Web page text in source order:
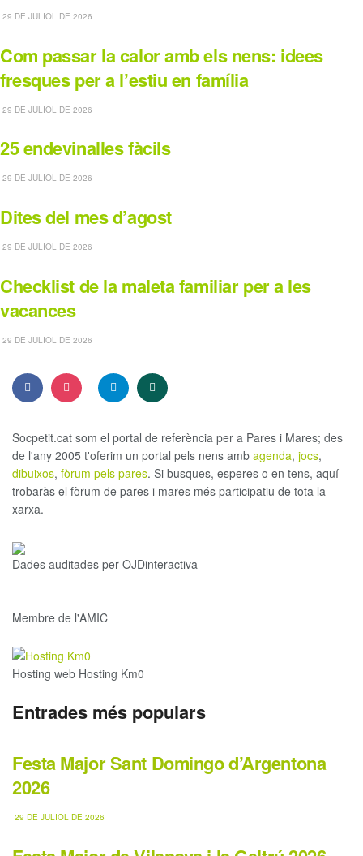
29 DE JULIOL DE 2026
Com passar la calor amb els nens: idees
fresques per a l’estiu en família
29 DE JULIOL DE 2026
25 endevinalles fàcils
29 DE JULIOL DE 2026
Dites del mes d’agost
29 DE JULIOL DE 2026
Checklist de la maleta familiar per a les
vacances
29 DE JULIOL DE 2026
Socpetit.cat som el portal de referència per a Pares i Mares; des
de l'any 2005 t'oferim un portal pels nens amb agenda, jocs,
dibuixos, fòrum pels pares. Si busques, esperes o en tens, aquí
trobaràs el fòrum de pares i mares més participatiu de tota la
xarxa.
Dades auditades per OJDinteractiva
Membre de l'AMIC
Hosting web Hosting Km0
Entrades més populars
Festa Major Sant Domingo d’Argentona
2026
29 DE JULIOL DE 2026